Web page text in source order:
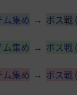
ム集め → ボス戦
ム集め → ボス戦
ム集め → ボス戦